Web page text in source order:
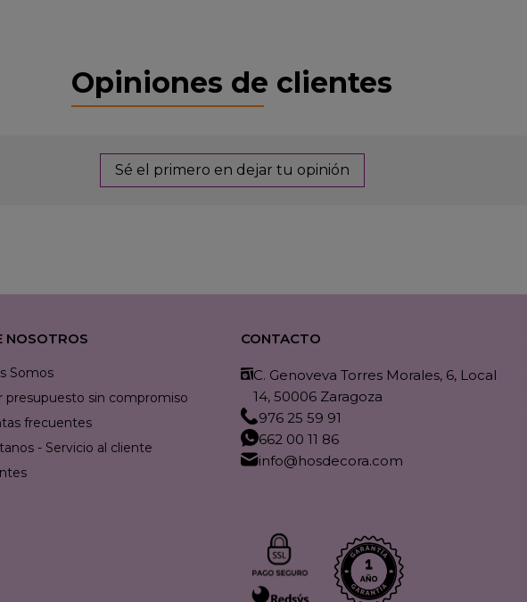
Opiniones de clientes
Sé el primero en dejar tu opinión
NOSOTROS
Somos
presupuesto sin compromiso
frecuentes
- Servicio al cliente
CONTACTO
C. Genoveva Torres Morales, 6, Local
14, 50006 Zaragoza
976 25 59 91
662 00 11 86
info@hosdecora.com